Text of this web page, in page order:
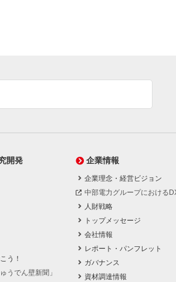
開発
う！
うでん壁新聞」
企業情報
企業理念・経営ビジョン
中部電力グループにおける
人財戦略
トップメッセージ
会社情報
レポート・パンフレット
ガバナンス
資材調達情報